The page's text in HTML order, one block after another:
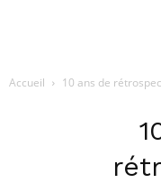
Accueil 10 ans de